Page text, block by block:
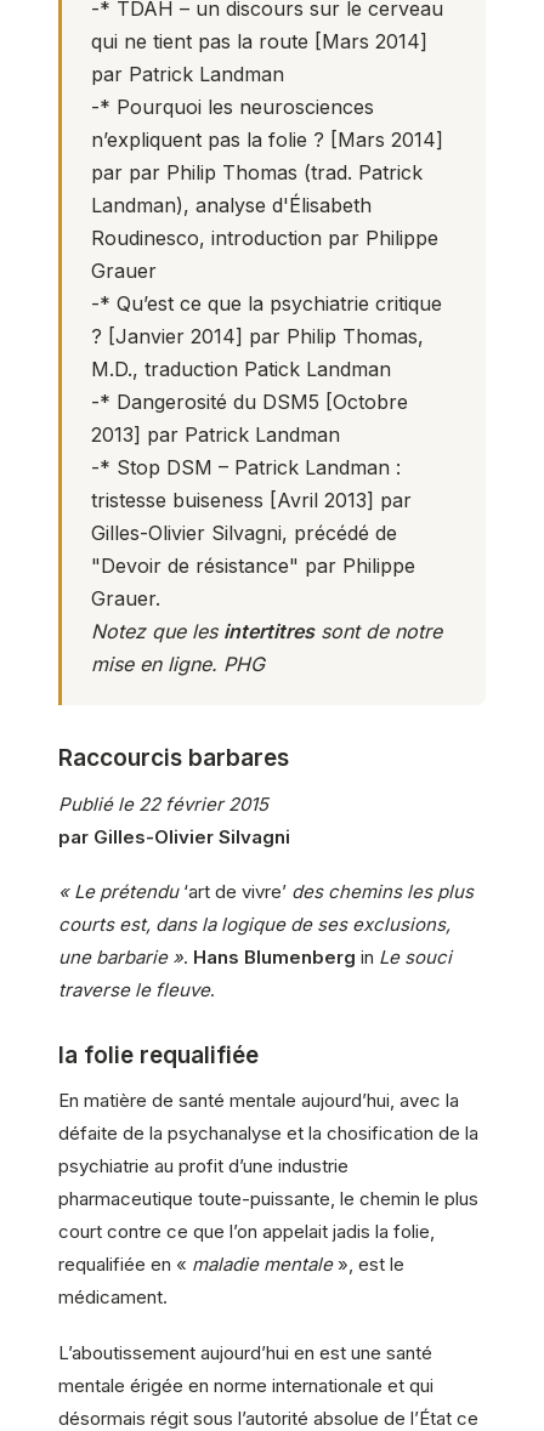
-* TDAH – un discours sur le cerveau
qui ne tient pas la route [Mars 2014]
par Patrick Landman
-* Pourquoi les neurosciences
n’expliquent pas la folie ? [Mars 2014]
par par Philip Thomas (trad. Patrick
Landman), analyse d'Élisabeth
Roudinesco, introduction par Philippe
Grauer
-* Qu’est ce que la psychiatrie critique
? [Janvier 2014] par Philip Thomas,
M.D., traduction Patick Landman
-* Dangerosité du DSM5 [Octobre
2013] par Patrick Landman
-* Stop DSM – Patrick Landman :
tristesse buiseness [Avril 2013] par
Gilles-Olivier Silvagni, précédé de
"Devoir de résistance" par Philippe
Grauer.
Notez que les intertitressont de notre
mise en ligne. PHG
Raccourcis barbares
Publié le 22 février 2015
par Gilles-Olivier Silvagni
« Le prétendu‘art de vivre’ des chemins les plus
courts est, dans la logique de ses exclusions,
une barbarie ». Hans Blumenberg in Le souci
traverse le fleuve.
la folie requalifiée
En matière de santé mentale aujourd’hui, avec la
défaite de la psychanalyse et la chosification de la
psychiatrie au profit d’une industrie
pharmaceutique toute-puissante, le chemin le plus
court contre ce que l’on appelait jadis la folie,
requalifiée en « maladie mentale», est le
médicament.
L’aboutissement aujourd’hui en est une santé
mentale érigée en norme internationale et qui
désormais régit sous l’autorité absolue de l’État ce